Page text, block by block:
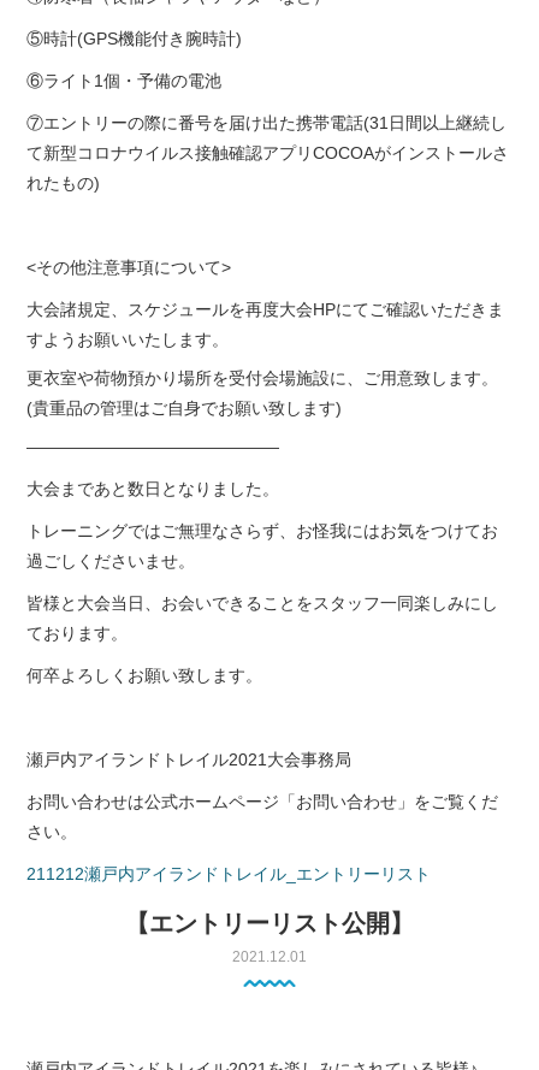
⑤時計(GPS機能付き腕時計)
⑥ライト1個・予備の電池
⑦エントリーの際に番号を届け出た携帯電話(31日間以上継続し
て新型コロナウイルス接触確認アプリCOCOAがインストールさ
れたもの)
<その他注意事項について>
大会諸規定、スケジュールを再度大会HPにてご確認いただきま
すようお願いいたします。
更衣室や荷物預かり場所を受付会場施設に、ご用意致します。
(貴重品の管理はご自身でお願い致します)
———————————————
大会まであと数日となりました。
トレーニングではご無理なさらず、お怪我にはお気をつけてお
過ごしくださいませ。
皆様と大会当日、お会いできることをスタッフ一同楽しみにし
ております。
何卒よろしくお願い致します。
瀬戸内アイランドトレイル2021大会事務局
お問い合わせは公式ホームページ「お問い合わせ」をご覧くだ
さい。
211212瀬戸内アイランドトレイル_エントリーリスト
【エントリーリスト公開】
2021.12.01